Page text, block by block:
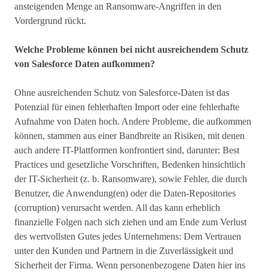
ansteigenden Menge an Ransomware-Angriffen in den
Vordergrund rückt.
Welche Probleme können bei nicht ausreichendem Schutz
von Salesforce Daten aufkommen?
Ohne ausreichenden Schutz von Salesforce-Daten ist das
Potenzial für einen fehlerhaften Import oder eine fehlerhafte
Aufnahme von Daten hoch. Andere Probleme, die aufkommen
können, stammen aus einer Bandbreite an Risiken, mit denen
auch andere IT-Plattformen konfrontiert sind, darunter: Best
Practices und gesetzliche Vorschriften, Bedenken hinsichtlich
der IT-Sicherheit (z. b. Ransomware), sowie Fehler, die durch
Benutzer, die Anwendung(en) oder die Daten-Repositories
(corruption) verursacht werden. All das kann erheblich
finanzielle Folgen nach sich ziehen und am Ende zum Verlust
des wertvollsten Gutes jedes Unternehmens: Dem Vertrauen
unter den Kunden und Partnern in die Zuverlässigkeit und
Sicherheit der Firma. Wenn personenbezogene Daten hier ins